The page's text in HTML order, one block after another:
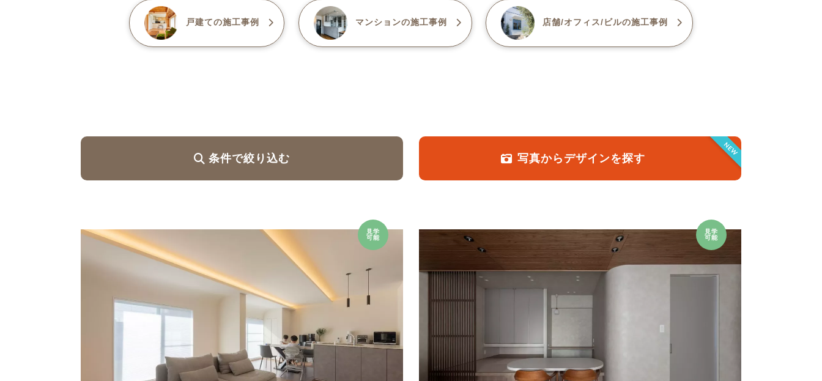
戸建ての施工事例 マンションの施工事例 店舗/オフィス/ビルの施工事例
条件で絞り込む
NEW
写真からデザインを探す
見学
可能
見学
可能